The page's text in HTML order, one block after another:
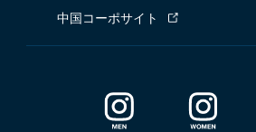
中国コーポサイト